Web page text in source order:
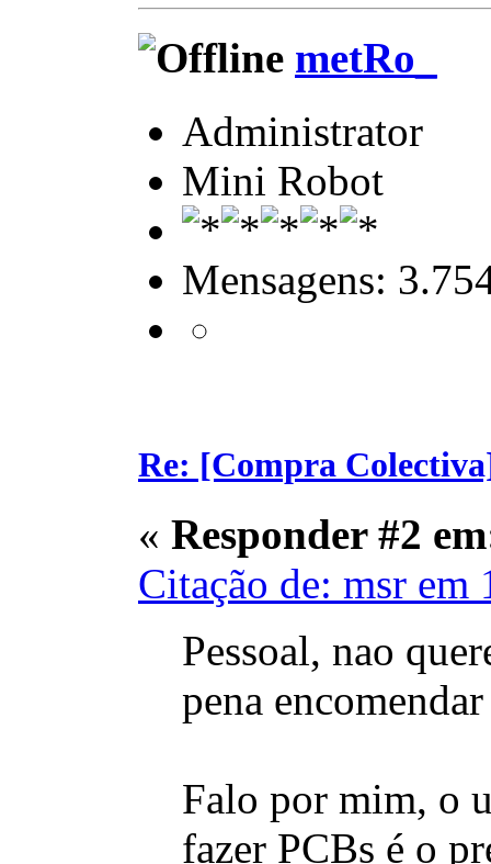
metRo_
Administrator
Mini Robot
Mensagens:
Re: [Compra
« Responder #2
Citação de: msr em
Pessoal, nao
pena
Falo por mim, o
fazer PCBs é o